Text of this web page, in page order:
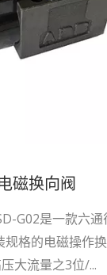
磁换向阀
G02是一款六通
规格的电磁操作
大流量之3位/...